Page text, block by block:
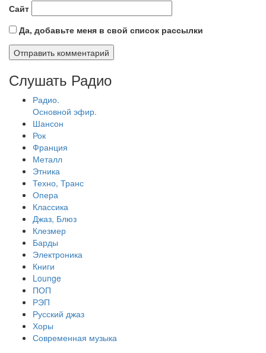
Сайт
Да, добавьте меня в свой список рассылки
Слушать Радио
Радио.
Основной эфир.
Шансон
Рок
Франция
Металл
Этника
Техно, Транс
Опера
Классика
Джаз, Блюз
Клезмер
Барды
Электроника
Книги
Lounge
ПОП
РЭП
Русский джаз
Хоры
Современная музыка